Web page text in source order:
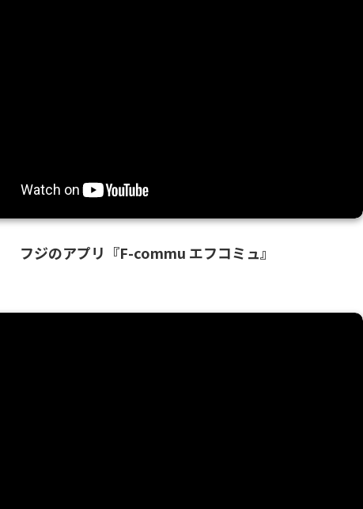
フジのアプリ『F-commu エフコミュ』